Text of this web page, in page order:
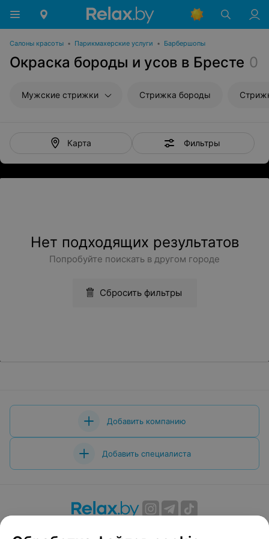
Салоны красоты • Парикмахерские услуги • Барбершопы
Окраска бороды и усов в Бресте 0
Мужские стрижки Стрижка бороды
Карта Фильтры
Нет подходящих результатов
Попробуйте поискать в другом городе
Сбросить фильтры
Добавить компанию
Добавить специалиста